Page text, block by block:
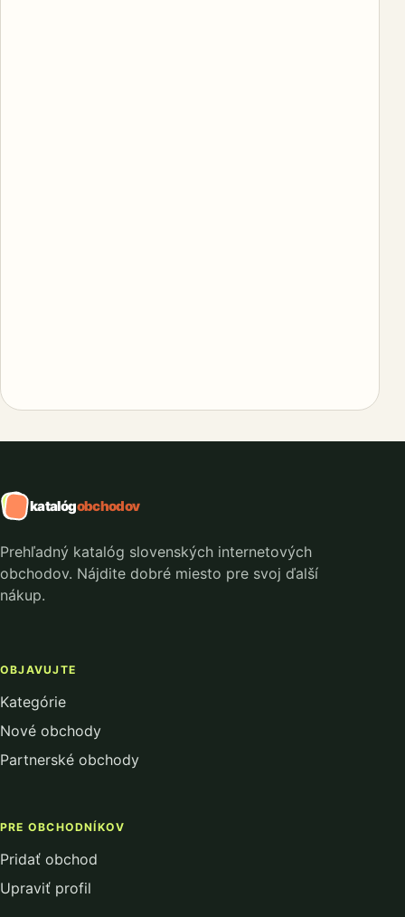
katalógobchodov
Prehľadný katalóg slovenských internetových
obchodov. Nájdite dobré miesto pre svoj ďalší
nákup.
OBJAVUJTE
Kategórie
Nové obchody
Partnerské obchody
PRE OBCHODNÍKOV
Pridať obchod
Upraviť profil